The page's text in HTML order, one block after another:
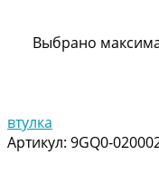
Выбрано
втулка
Артикул: 9GQ0-